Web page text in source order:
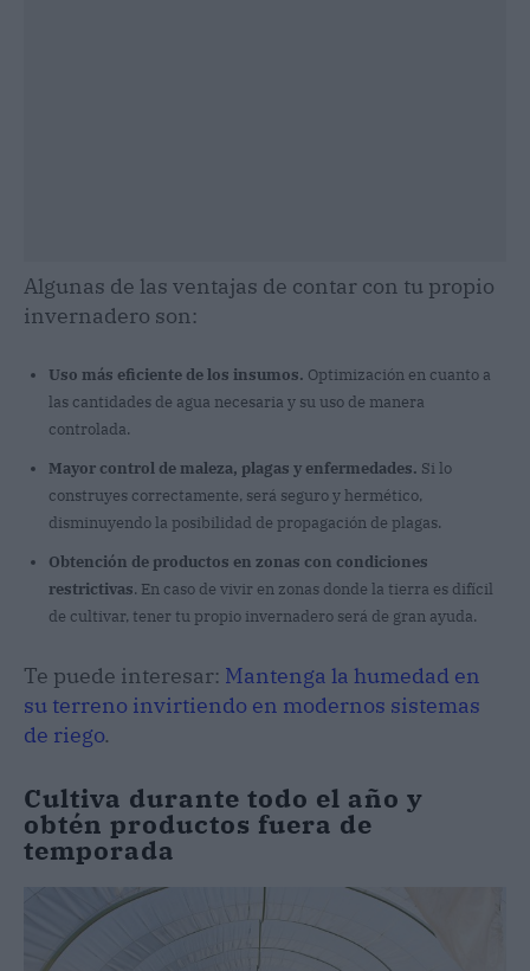
Algunas de las ventajas de contar con tu propio
invernadero son:
Uso más eficiente de los insumos. Optimización en cuanto a
las cantidades de agua necesaria y su uso de manera
controlada.
Mayor control de maleza, plagas y enfermedades. Si lo
construyes correctamente, será seguro y hermético,
disminuyendo la posibilidad de propagación de plagas.
Obtención de productos en zonas con condiciones
restrictivas. En caso de vivir en zonas donde la tierra es difícil
de cultivar, tener tu propio invernadero será de gran ayuda.
Te puede interesar: Mantenga la humedad en
su terreno invirtiendo en modernos sistemas
de riego.
Cultiva durante todo el año y
obtén productos fuera de
temporada